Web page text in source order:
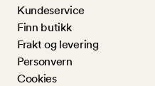
Kundeservice
Finn butikk
Frakt og levering
Personvern
Cookies